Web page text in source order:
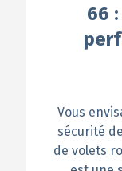
66
Vous
sécurité
de volets